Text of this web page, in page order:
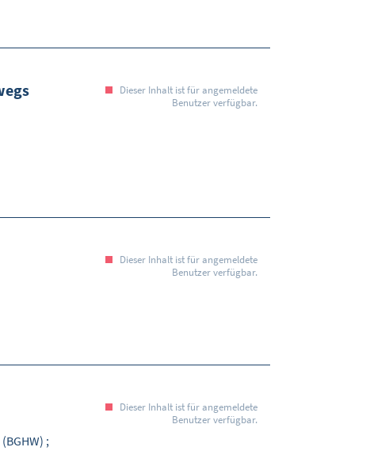
Dieser Inhalt ist für angemeldete
Benutzer verfügbar.
Dieser Inhalt ist für angemeldete
Benutzer verfügbar.
Dieser Inhalt ist für angemeldete
Benutzer verfügbar.
;